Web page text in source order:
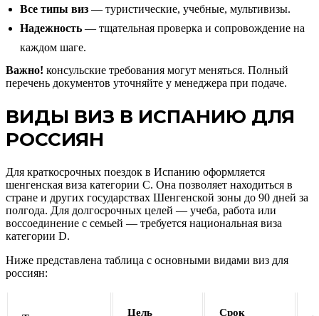
Все типы виз — туристические, учебные, мультивизы.
Надежность — тщательная проверка и сопровождение на
каждом шаге.
Важно! консульские требования могут меняться. Полный
перечень документов уточняйте у менеджера при подаче.
ВИДЫ ВИЗ В ИСПАНИЮ ДЛЯ
РОССИЯН
Для краткосрочных поездок в Испанию оформляется
шенгенская виза категории C. Она позволяет находиться в
стране и других государствах Шенгенской зоны до 90 дней за
полгода. Для долгосрочных целей — учеба, работа или
воссоединение с семьей — требуется национальная виза
категории D.
Ниже представлена таблица с основными видами виз для
россиян:
Цель Срок